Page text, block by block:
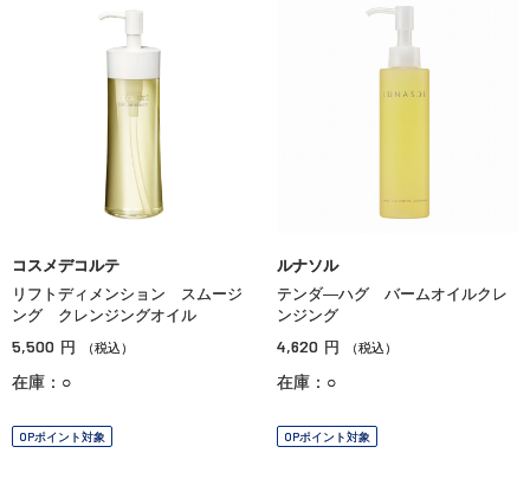
コスメデコルテ
リフトディメンション スムージ
ング クレンジングオイル
5,500 円 （税込）
在庫：○
OPポイント対象
ルナソル
テンダ—ハグ バームオイルクレ
ンジング
4,620 円 （税込）
在庫：○
OPポイント対象